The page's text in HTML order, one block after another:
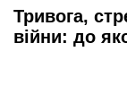
Тривога,
війни: до